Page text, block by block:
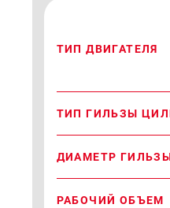
ТИП ДВИГАТЕЛЯ
ТИП ГИЛЬЗЫ
ДИАМЕТР
РАБОЧИЙ ОБЪЕМ